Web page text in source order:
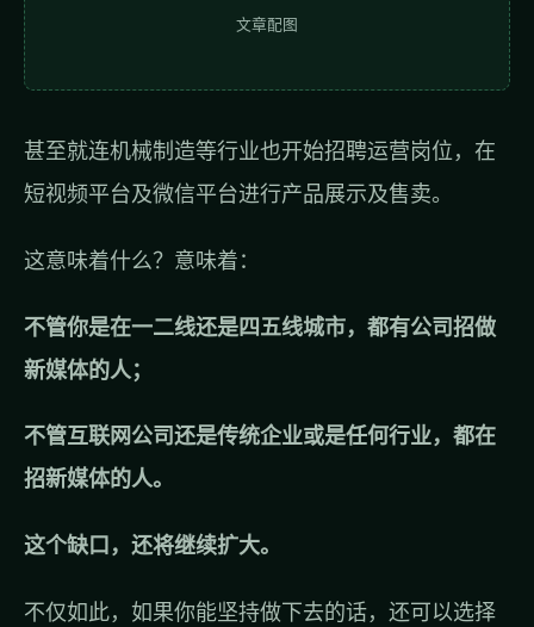
文章配图
甚至就连机械制造等行业也开始招聘运营岗位，在
短视频平台及微信平台进行产品展示及售卖。
这意味着什么？意味着：
不管你是在一二线还是四五线城市，都有公司招做
新媒体的人；
不管互联网公司还是传统企业或是任何行业，都在
招新媒体的人。
这个缺口，还将继续扩大。
不仅如此，如果你能坚持做下去的话，还可以选择